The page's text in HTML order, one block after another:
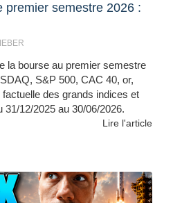
premier semestre 2026 :
la bourse au premier semestre
S&P 500, CAC 40, or,
des grands indices et
12/2025 au 30/06/2026.
Lire l'article